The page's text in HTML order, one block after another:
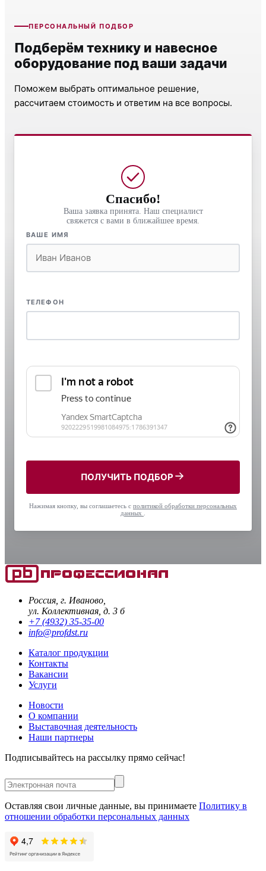
ПЕРСОНАЛЬНЫЙ ПОДБОР
Подберём технику и навесное
оборудование под ваши задачи
Поможем выбрать оптимальное решение,
рассчитаем стоимость и ответим на все вопросы.
Спасибо!
Ваша заявка принята. Наш специалист
свяжется с вами в ближайшее время.
ВАШЕ ИМЯ
ТЕЛЕФОН
ПОЛУЧИТЬ ПОДБОР
Нажимая кнопку, вы соглашаетесь с политикой обработки персональных
данных
Россия, г. Иваново,
ул. Коллективная, д. 3 б
+7 (4932) 35-35-00
info@profdst.ru
Каталог продукции
Контакты
Вакансии
Услуги
Новости
О компании
Выставочная деятельность
Наши партнеры
Подписывайтесь на рассылку прямо сейчас!
Оставляя свои личные данные, вы принимаете Политику в
отношении обработки персональных данных